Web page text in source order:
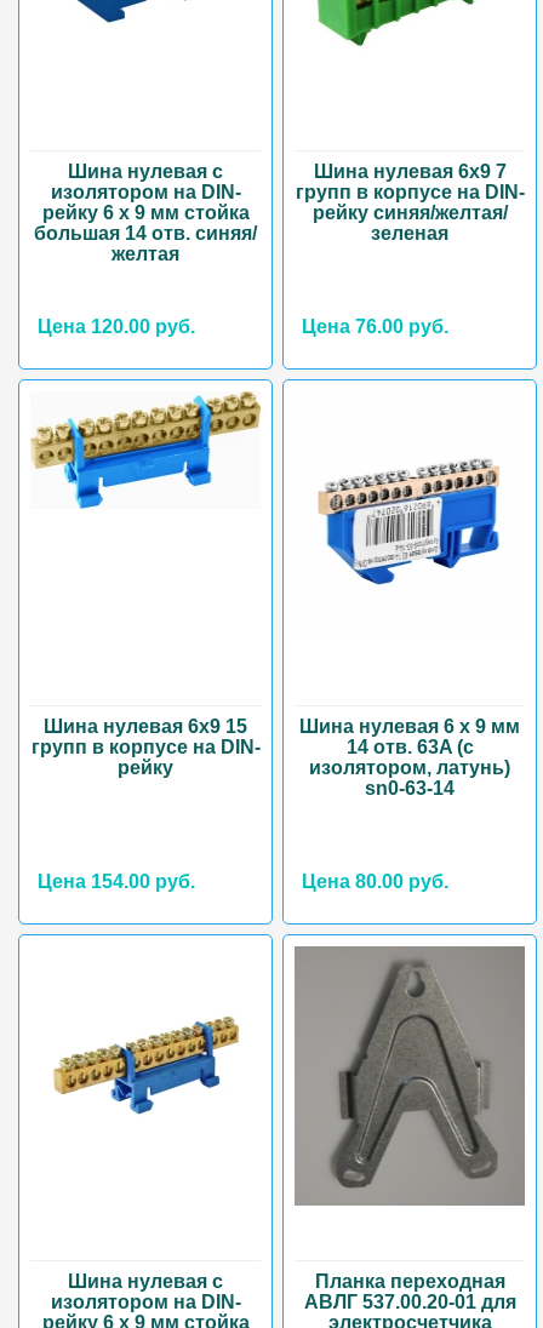
Шина нулевая с
изолятором на DIN-
рейку 6 x 9 мм стойка
большая 14 отв. синяя/
желтая
Цена 120.00 руб.
Шина нулевая 6х9 7
групп в корпусе на DIN-
рейку синяя/желтая/
зеленая
Цена 76.00 руб.
Шина нулевая 6х9 15
групп в корпусе на DIN-
рейку
Цена 154.00 руб.
Шина нулевая 6 х 9 мм
14 отв. 63A (с
изолятором, латунь)
sn0-63-14
Цена 80.00 руб.
Шина нулевая с
изолятором на DIN-
рейку 6 x 9 мм стойка
Планка переходная
АВЛГ 537.00.20-01 для
электросчетчика